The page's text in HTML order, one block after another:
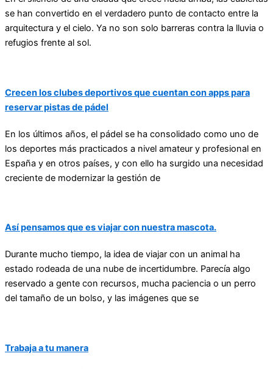
se han convertido en el verdadero punto de contacto entre la
arquitectura y el cielo. Ya no son solo barreras contra la lluvia o
refugios frente al sol.
Crecen los clubes deportivos que cuentan con apps para
reservar pistas de pádel
En los últimos años, el pádel se ha consolidado como uno de
los deportes más practicados a nivel amateur y profesional en
España y en otros países, y con ello ha surgido una necesidad
creciente de modernizar la gestión de
Así pensamos que es viajar con nuestra mascota.
Durante mucho tiempo, la idea de viajar con un animal ha
estado rodeada de una nube de incertidumbre. Parecía algo
reservado a gente con recursos, mucha paciencia o un perro
del tamaño de un bolso, y las imágenes que se
Trabaja a tu manera